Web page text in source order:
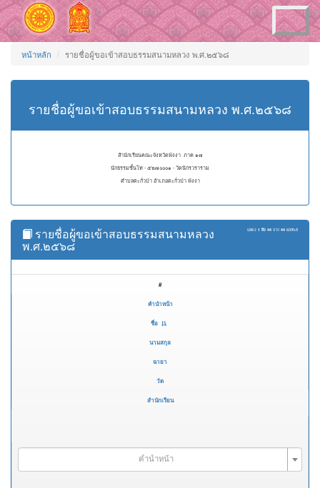
Toggle
navigation
หน้าหลัก รายชื่อผู้ขอเข้าสอบธรรมสนามหลวง พ.ศ.๒๕๖๘
รายชื่อผู้ขอเข้าสอบธรรมสนามหลวง พ.ศ.๒๕๖๘
สำนักเรียนคณะจังหวัดพังงา ภาค ๑๗
นักธรรมชั้นโท - ๕๒๗๐๐๐๑ - วัดนิกรวราราม
ตำบลตะกั่วป่า อำเภอตะกั่วป่า พังงา
แสดง 1 ถึง 44 จาก 44 ผลลัพธ์
รายชื่อผู้ขอเข้าสอบธรรมสนามหลวง
พ.ศ.๒๕๖๘
#
คำนำหน้า
ชื่อ
นามสกุล
ฉายา
วัด
สำนักเรียน
คำนำหน้า